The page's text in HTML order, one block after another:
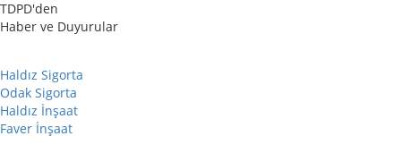
TDPD'den
Haber ve Duyurular
Haldız Sigorta
Odak Sigorta
Haldız İnşaat
Faver İnşaat